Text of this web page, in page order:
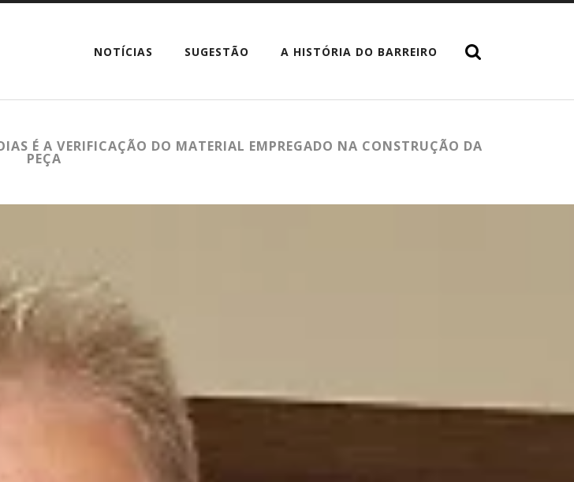
NOTÍCIAS SUGESTÃO A HISTÓRIA DO BARREIRO
É A VERIFICAÇÃO DO MATERIAL EMPREGADO NA CONSTRUÇÃO DA
PEÇA